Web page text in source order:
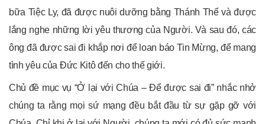
bữa Tiệc Ly, đã được nuôi dưỡng bằng Thánh Thể và được
lắng nghe những lời yêu thương của Người. Và sau đó, các
ông đã được sai đi khắp nơi để loan báo Tin Mừng, để mang
tình yêu của Đức Kitô đến cho thế giới.
Chủ đề mục vụ “Ở lại với Chúa – Để được sai đi” nhắc nhở
chúng ta rằng mọi sứ mạng đều bắt đầu từ sự gặp gỡ với